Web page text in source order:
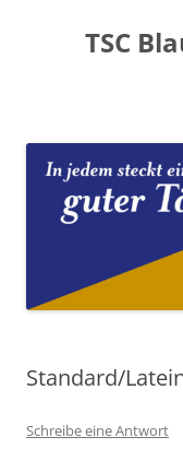
springenTSC
Standard/
Schreibe eine Antwort